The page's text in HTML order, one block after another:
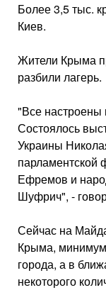
Более 3,5 тыс.
Киев.
Жители Крыма
разбили лагерь.
"Все настроены
Состоялось
Украины
парламентской
Ефремов и
Шуфрич", -
Сейчас на
Крыма, минимум
города, а в
некоторого